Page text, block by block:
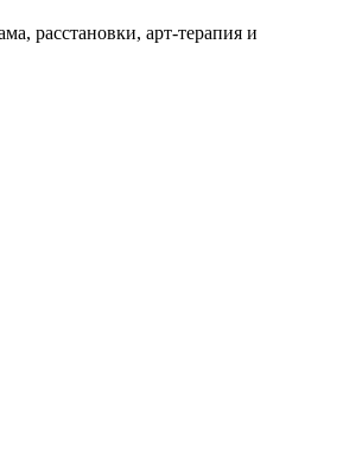
расстановки, арт-терапия и